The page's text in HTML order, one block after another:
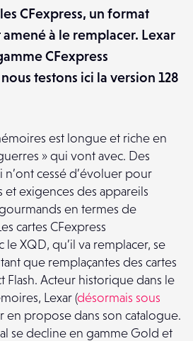
CFexpress, un format
à le remplacer. Lexar
CFexpress
testons ici la version 128
est longue et riche en
» qui vont avec. Des
cessé d’évoluer pour
exigences des appareils
en termes de
cartes CFexpress
XQD, qu’il va remplacer, se
que remplaçantes des cartes
Flash. Acteur historique dans le
Lexar (désormais sous
en propose dans son catalogue.
se decline en gamme Gold et